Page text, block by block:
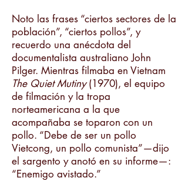
Noto las frases “ciertos sectores de la
población”, “ciertos pollos”, y
recuerdo una anécdota del
documentalista australiano John
Pilger. Mientras filmaba en Vietnam
The Quiet Mutiny(1970), el equipo
de filmación y la tropa
norteamericana a la que
acompañaba se toparon con un
pollo. “Debe de ser un pollo
Vietcong, un pollo comunista”—dijo
el sargento y anotó en su informe—:
“Enemigo avistado.”